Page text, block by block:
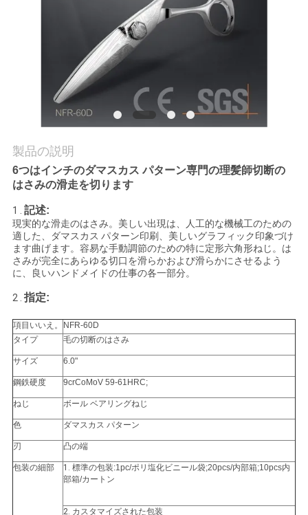
し
な
さ
い
引
用
を
要
求
し
な
さ
製品の説明
6つはインチのダマスカス パターン専門の理髪師切断の
はさみの滑走を切ります
1 . 記述:
現実的な滑走のはさみ。美しい出現は、人工的な機械工のための
適した、ダマスカス パターン印刷、美しいグラフィック印象づけ
ます曲げます。容易な手動調節のための特に定形六角形ねじ。は
さみが完全にあらゆる切口を滑らかおよび滑らかにさせるよう
に、良いハンドメイドの仕事の各一部分。
2 . 指定:
項目いいえ。
NFR-60D
タイプ
毛の切断のはさみ
サイズ 6.0"
鋼鉄硬度 9crCoMoV 59-61HRC;
ねじ ボール ベアリングねじ
色 ダマスカス パターン
刃 凸の端
包装の細部 1. 標準の包装:1pc/ポリ塩化ビニール袋;20pcs/内部箱;10pcs内
部箱/カートン
2. カスタマイズされた包装